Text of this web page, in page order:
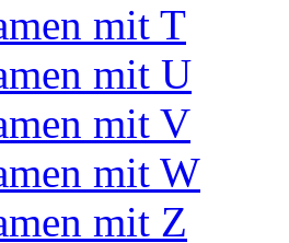
mit T
mit U
mit V
mit W
mit Z